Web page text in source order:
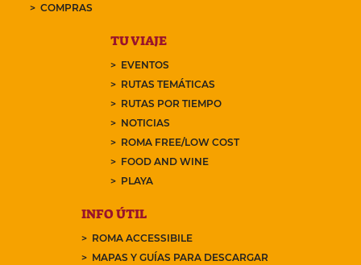
COMPRAS
TU VIAJE
EVENTOS
RUTAS TEMÁTICAS
RUTAS POR TIEMPO
NOTICIAS
ROMA FREE/LOW COST
FOOD AND WINE
PLAYA
INFO ÚTIL
ROMA ACCESSIBILE
MAPAS Y GUÍAS PARA DESCARGAR